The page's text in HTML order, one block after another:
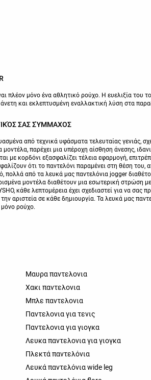
πλέον μόνο ένα αθλητικό ρούχο. Η ευελιξία
και εκλεπτυσμένη εναλλακτική λύση στα
ΣΑΣ ΣΎΜΜΑΧΟΣ
από τεχνικά υφάσματα τελευταίας γενιάς,
μοντέλα, παρέχει μια υπέροχη αίσθηση άνεσης,
με κορδόνι εξασφαλίζει τέλεια εφαρμογή,
ότι το παντελόνι παραμένει στη θέση
πολλά από τα λευκά μας παντελόνια jogger
μοντέλα διαθέτουν μια εσωτερική στρώση
κάθε λεπτομέρεια έχει σχεδιαστεί για να
αριστεία σε κάθε δημιουργία. Τα λευκά μας
ρούχο.
Μαυρα παντελονια
Χακι παντελονια
Μπλε παντελονια
Παντελονια για τενις
Παντελονια για γιογκα
Λευκα παντελονια για γιογκα
Πλεκτά παντελόνια
Λευκά παντελόνια wide leg